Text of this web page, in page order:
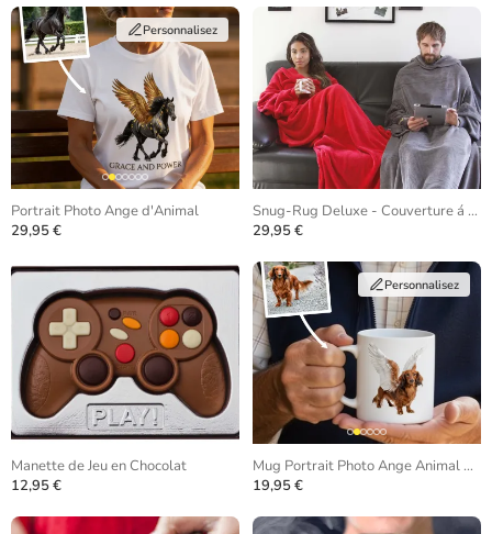
Personnalisez
Portrait Photo Ange d'Animal
29,95 €
Snug-Rug Deluxe - Couverture á Manches
29,95 €
Manette de Jeu en Chocolat
12,95 €
Personnalisez
Mug Portrait Photo Ange Animal de Compagnie
19,95 €